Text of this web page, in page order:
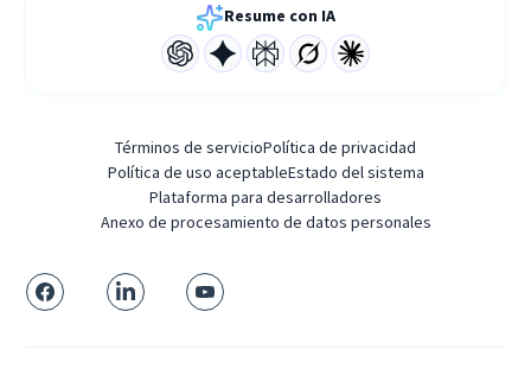
Resume con IA
Términos de servicioPolítica de privacidad
Política de uso aceptableEstado del sistema
Plataforma para desarrolladores
Anexo de procesamiento de datos personales